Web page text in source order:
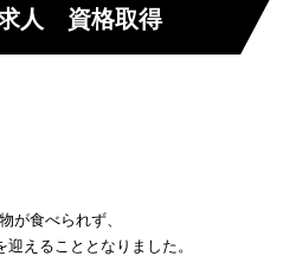
人 資格取得
が食べられず、
えることとなりました。